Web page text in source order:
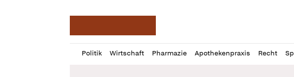
Politik Wirtschaft Pharmazie Apothekenpraxis Recht
Profil
öffnen
Daz
Pur